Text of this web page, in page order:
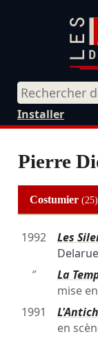
Installer
Pierre
Costumier(25)
1992 Les
Delarue
″
La
mise
1991
en